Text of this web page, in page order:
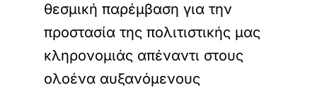
θεσμική παρέμβαση για την
προστασία της πολιτιστικής μας
κληρονομιάς απέναντι στους
ολοένα αυξανόμενους